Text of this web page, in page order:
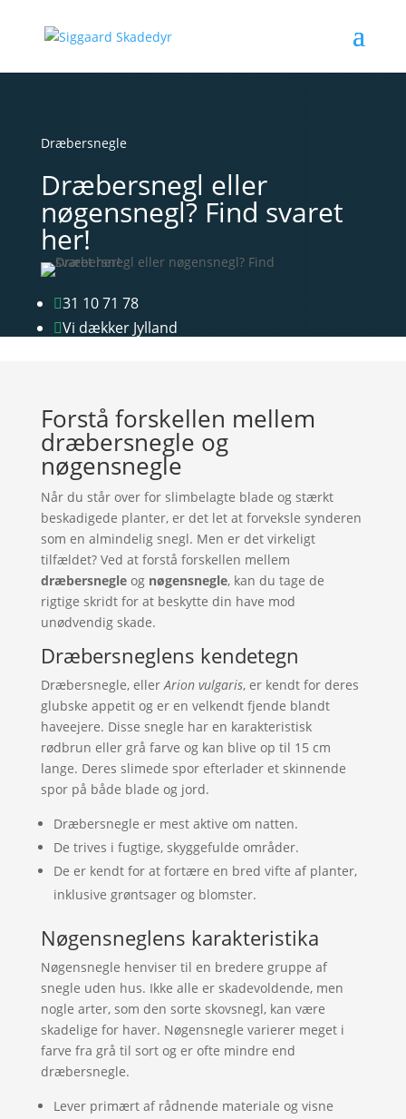
Dræbersnegle
Dræbersnegl eller
nøgensnegl? Find svaret
her!
31 10 71 78
Vi dækker Jylland
Forstå forskellen mellem
dræbersnegle og
nøgensnegle
Når du står over for slimbelagte blade og stærkt
beskadigede planter, er det let at forveksle synderen
som en almindelig snegl. Men er det virkeligt
tilfældet? Ved at forstå forskellen mellem
dræbersnegleog nøgensnegle, kan du tage de
rigtige skridt for at beskytte din have mod
unødvendig skade.
Dræbersneglens kendetegn
Dræbersnegle, eller Arion vulgaris, er kendt for deres
glubske appetit og er en velkendt fjende blandt
haveejere. Disse snegle har en karakteristisk
rødbrun eller grå farve og kan blive op til 15 cm
lange. Deres slimede spor efterlader et skinnende
spor på både blade og jord.
Dræbersnegle er mest aktive om natten.
De trives i fugtige, skyggefulde områder.
De er kendt for at fortære en bred vifte af planter,
inklusive grøntsager og blomster.
Nøgensneglens karakteristika
Nøgensnegle henviser til en bredere gruppe af
snegle uden hus. Ikke alle er skadevoldende, men
nogle arter, som den sorte skovsnegl, kan være
skadelige for haver. Nøgensnegle varierer meget i
farve fra grå til sort og er ofte mindre end
dræbersnegle.
Lever primært af rådnende materiale og visne